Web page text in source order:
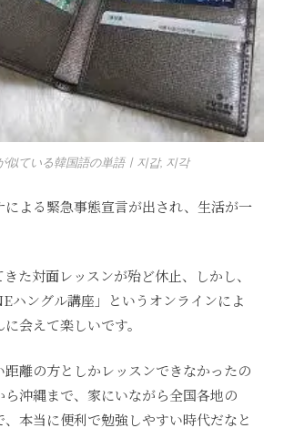
似ている韓国語の単語ㅣ지갑, 지각
による緊急事態宣言が出され、生活が一
た対面レッスンが殆ど休止、しかし、
ハングル講座」というオンラインによ
会えて楽しいです。
距離の方としかレッスンできなかったの
ら沖縄まで、家にいながら全国各地の
本当に便利で勉強しやすい時代だなと